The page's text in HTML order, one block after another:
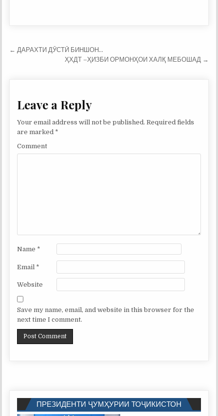
Post
navigation
← ДАРАХТИ ДӮСТӢ БИНШОН…
ҲХДТ –ҲИЗБИ ОРМОНҲОИ ХАЛҚ МЕБОШАД →
Leave a Reply
Your email address will not be published. Required fields
are marked *
Comment
Name *
Email *
Website
Save my name, email, and website in this browser for the
next time I comment.
ПРЕЗИДЕНТИ ҶУМҲУРИИ ТОҶИКИСТОН